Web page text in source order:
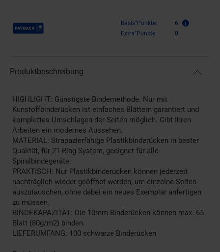
Payback Punkte Basis°Punkte:
6
Extra°Punkte:
0
Produktbeschreibung
HIGHLIGHT: Günstigste Bindemethode. Nur mit
Kunstoffbinderücken ist einfaches Blättern garantiert und
komplettes Umschlagen der Seiten möglich. Gibt Ihren
Arbeiten ein modernes Aussehen.
MATERIAL: Strapazierfähige Plastikbinderücken in bester
Qualität, für 21-Ring System, geeignet für alle
Spiralbindegeräte.
PRAKTISCH: Nur Plastikbinderücken können jederzeit
nachträglich wieder geöffnet werden, um einzelne Seiten
auszutauschen, ohne dabei ein neues Exemplar anfertigen
zu müssen.
BINDEKAPAZITÄT: Die 10mm Binderücken können max. 65
Blatt (80g/m2) binden.
LIEFERUMFANG: 100 schwarze Binderücken